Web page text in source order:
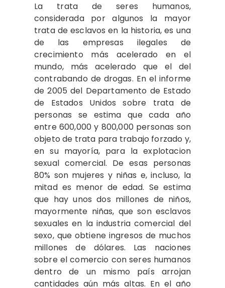
La trata de seres humanos,
considerada por algunos la mayor
trata de esclavos en la historia, es una
de las empresas ilegales de
crecimiento más acelerado en el
mundo, más acelerado que el del
contrabando de drogas. En el informe
de 2005 del Departamento de Estado
de Estados Unidos sobre trata de
personas se estima que cada año
entre 600,000 y 800,000 personas son
objeto de trata para trabajo forzado y,
en su mayoría, para la explotacion
sexual comercial. De esas personas
80% son mujeres y niñas e, incluso, la
mitad es menor de edad. Se estima
que hay unos dos millones de niños,
mayormente niñas, que son esclavos
sexuales en la industria comercial del
sexo, que obtiene ingresos de muchos
millones de dólares. Las naciones
sobre el comercio con seres humanos
dentro de un mismo país arrojan
cantidades aún más altas. En el año